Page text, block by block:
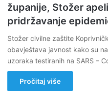
županije, Stožer
pridržavanje
Stožer civilne zaštite
obavještava javnost kako su
uzoraka testiranih na SARS –
Pročitaj više